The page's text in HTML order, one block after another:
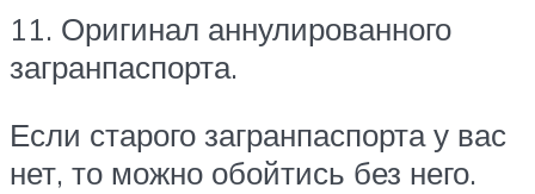
11. Оригинал аннулированного
загранпаспорта.
Если старого загранпаспорта у вас
нет, то можно обойтись без него.